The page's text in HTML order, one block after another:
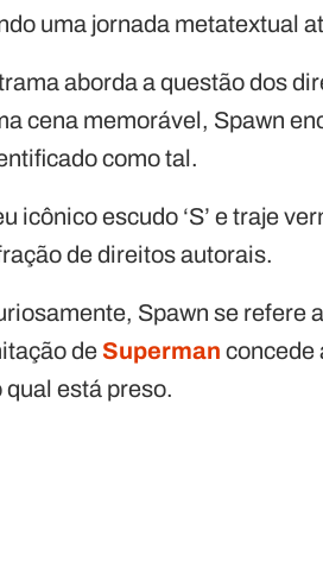
uma jornada metatextual
aborda a questão dos
cena memorável, Spawn
como tal.
icônico escudo ‘S’ e traje
de direitos autorais.
Spawn se refere
de Superman concede
qual está preso.